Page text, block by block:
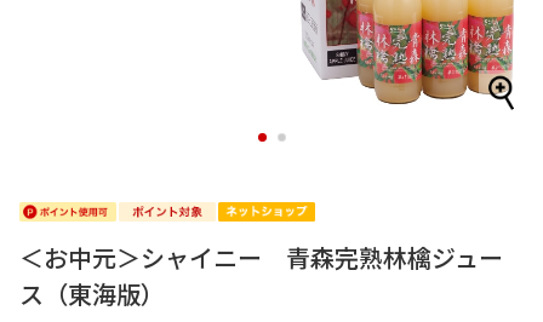
1 2
＜お中元＞シャイニー 青森完熟林檎ジュー
ス（東海版）